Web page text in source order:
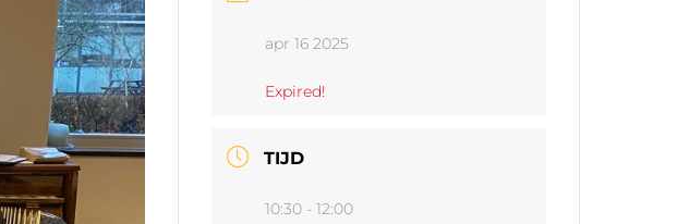
apr 16 2025
Expired!
TIJD
10:30 - 12:00